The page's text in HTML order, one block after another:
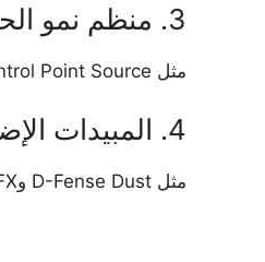
3. منظم نمو الحشرات (IGR)
مثل Gentrol Point Source، يمنع الحوريات الصغيرة من النضج والتكاثر، مما يقطع دورة الحياة البيولوجية للصراصير.
4. المبيدات الإضافية
مثل D-Fense Dust وTemprid FX، يتم ذكرها ضمن الخطة لتغطية جميع المناطق التي قد يفلت منها الصراصير.